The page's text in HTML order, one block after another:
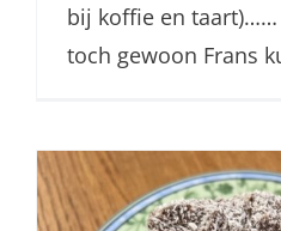
bij koffie en
toch gewoon Frans